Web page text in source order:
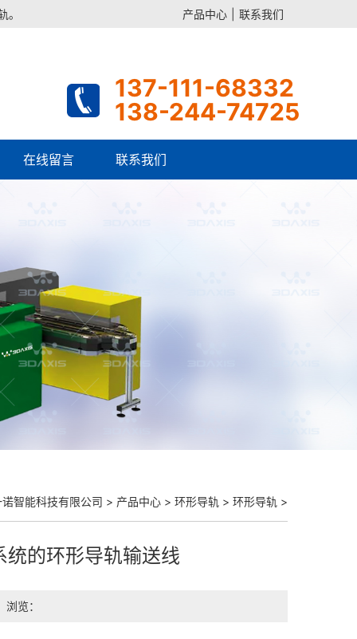
产品中心 联系我们
137-111-68332
138-244-74725
在线留言 联系我们
诺智能科技有限公司 > 产品中心 > 环形导轨 > 环形导轨 >
的环形导轨输送线
浏览：